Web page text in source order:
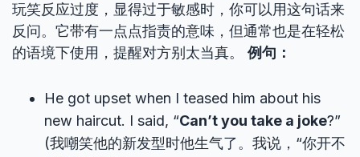
玩笑反应过度，显得过于敏感时，你可以用这句话来
反问。它带有一点点指责的意味，但通常也是在轻松
的语境下使用，提醒对方别太当真。 例句：
He got upset when I teased him about his
new haircut. I said, “Can’t you take a joke?”
(我嘲笑他的新发型时他生气了。我说，“你开不